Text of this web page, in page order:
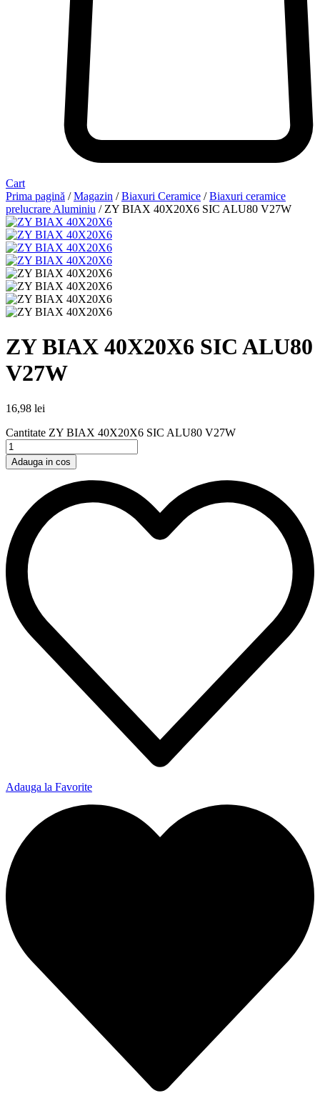
Cart
Prima pagină /Magazin /Biaxuri Ceramice /Biaxuri ceramice
prelucrare Aluminiu / ZY BIAX 40X20X6 SIC ALU80 V27W
ZY BIAX 40X20X6 SIC ALU80
V27W
16,98 lei
Cantitate ZY BIAX 40X20X6 SIC ALU80 V27W
Adauga in cos
Adauga la Favorite